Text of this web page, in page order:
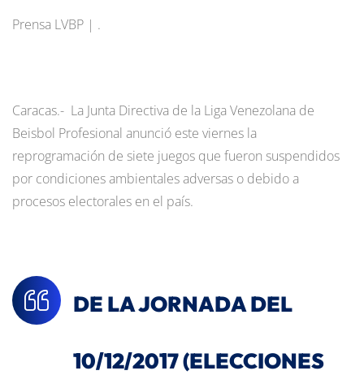
Prensa LVBP | .
Caracas.- La Junta Directiva de la Liga Venezolana de
Beisbol Profesional anunció este viernes la
reprogramación de siete juegos que fueron suspendidos
por condiciones ambientales adversas o debido a
procesos electorales en el país.
DE LA JORNADA DEL
10/12/2017 (ELECCIONES